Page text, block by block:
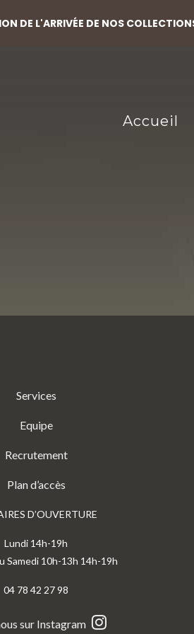
Accueil
Services
Equipe
Recrutement
Plan d’accès
D’OUVERTURE
Lundi 14h-19h
Samedi 10h-13h 14h-19h
04 78 42 27 98
sur Instagram
DE L'ARRIVÉE DE NOS